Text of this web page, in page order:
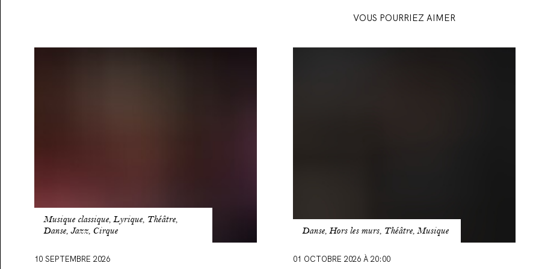
VOUS POURRIEZ AIMER
Musique classique, Lyrique, Théâtre,
Danse, Jazz, Cirque
10 SEPTEMBRE 2026
Danse, Hors les murs, Théâtre, Musique
01 OCTOBRE 2026 À 20:00